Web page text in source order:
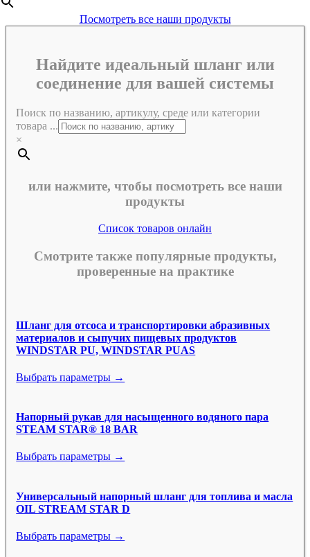
Посмотреть все наши продукты
Найдите идеальный шланг или
соединение для вашей системы
Поиск по названию, артикулу, среде или категории
товара ...
×
или нажмите, чтобы посмотреть все наши
продукты
Список товаров онлайн
Смотрите также популярные продукты,
проверенные на практике
Шланг для отсоса и транспортировки абразивных
материалов и сыпучих пищевых продуктов
WINDSTAR PU, WINDSTAR PUAS
Выбрать параметры →
Напорный рукав для насыщенного водяного пара
STEAM STAR® 18 BAR
Выбрать параметры →
Универсальный напорный шланг для топлива и масла
OIL STREAM STAR D
Выбрать параметры →